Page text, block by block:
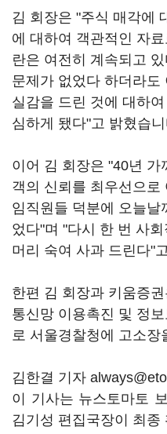
김 회장은 "주식 매각에
에 대하여 객관적인 자
란은 여전히 계속되고
문제가 없었다 하더라
실감을 드린 것에 대하
심하게 됐다"고 밝혔습
이어 김 회장은 "40년
객의 신뢰를 최우선으로
임직원들 덕분에 오늘날
었다"며 "다시 한 번 사
머리 숙여 사과 드린다"
한편 김 회장과 키움증
통신망 이용촉진 및 정
로 서울경찰청에 고소장
김한결 기자
이 기사는 뉴스토마토
김기성 편집국장이 최종